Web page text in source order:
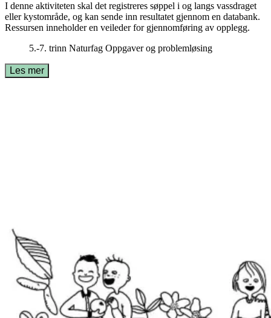
I denne aktiviteten skal det registreres søppel i og langs vassdraget
eller kystområde, og kan sende inn resultatet gjennom en databank.
Ressursen inneholder en veileder for gjennomføring av opplegg.
5.-7. trinn Naturfag Oppgaver og problemløsing
Les mer